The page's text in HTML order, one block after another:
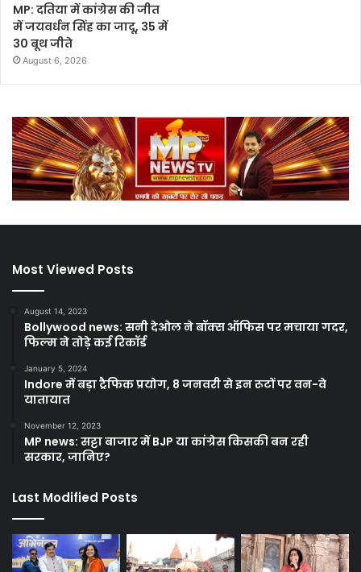
MP: दतिया में कांग्रेस की जीत
में जयवर्धन सिंह का जादू, 35 में
30 बूथ जीते
August 6, 2026
Most Viewed Posts
August 14, 2023
Bollywood news: सनी देओल ने बॉक्स ऑफिस पर मचाया गदर,
फिल्म ने तोड़े कई रिकॉर्ड
January 5, 2024
Indore में बड़ा ट्रैफिक प्रयोग, 8 जनवरी से इन रूटों पर वन-वे
यातायात
November 12, 2023
MP news: सट्टा बाजार में BJP या कांग्रेस किसकी बन रही
सरकार, जानिए?
Last Modified Posts